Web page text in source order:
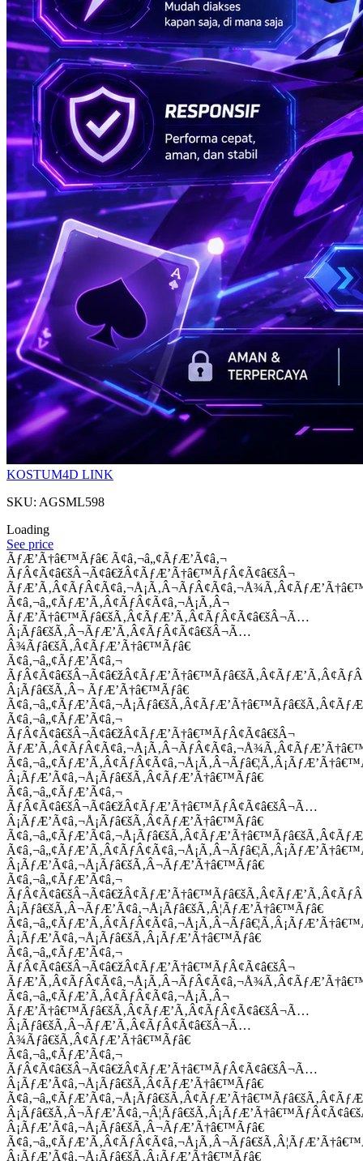
KOSTUM4D LINK
SKU: AGSML598
Loading
See price
ÃƒÆ’Ã†â€™Ãƒâ€ Ã¢â‚¬â„¢ÃƒÆ’Ã¢â‚¬
ÃƒÂ¢Ã¢â€šÂ¬Ã¢â€žÂ¢ÃƒÆ’Ã†â€™ÃƒÂ¢Ã¢â€šÂ¬
Ã¢â‚¬â„¢ÃƒÆ’Ã‚Â¢ÃƒÂ¢Ã¢â‚¬Å¡Ã‚Â¬
ÃƒÆ’Ã†â€™Ãƒâ€šÃ‚Â¢ÃƒÆ’Ã‚Â¢ÃƒÂ¢Ã¢â€šÂ¬Ã…
Â¡Ãƒâ€šÃ‚Â¬ÃƒÆ’Ã‚Â¢ÃƒÂ¢Ã¢â€šÂ¬Ã…
Â¾Ãƒâ€šÃ‚Â¢ÃƒÆ’Ã†â€™Ãƒâ€
Ã¢â‚¬â„¢ÃƒÆ’Ã¢â‚¬
Â¡Ãƒâ€šÃ‚Â¬ ÃƒÆ’Ã†â€™Ãƒâ€
Ã¢â‚¬â„¢ÃƒÆ’Ã¢â‚¬
ÃƒÂ¢Ã¢â€šÂ¬Ã¢â€žÂ¢ÃƒÆ’Ã†â€™ÃƒÂ¢Ã¢â€šÂ¬
Â¡ÃƒÆ’Ã¢â‚¬Å¡Ãƒâ€šÃ‚Â¢ÃƒÆ’Ã†â€™Ãƒâ€
Ã¢â‚¬â„¢ÃƒÆ’Ã¢â‚¬
ÃƒÂ¢Ã¢â€šÂ¬Ã¢â€žÂ¢ÃƒÆ’Ã†â€™ÃƒÂ¢Ã¢â€šÂ¬Ã…
Â¡ÃƒÆ’Ã¢â‚¬Å¡Ãƒâ€šÃ‚Â¢ÃƒÆ’Ã†â€™Ãƒâ€
Â¡ÃƒÆ’Ã¢â‚¬Å¡Ãƒâ€šÃ‚Â¬ÃƒÆ’Ã†â€™Ãƒâ€
Ã¢â‚¬â„¢ÃƒÆ’Ã¢â‚¬
Â¡Ãƒâ€šÃ‚Â¬ÃƒÆ’Ã¢â‚¬Å¡Ãƒâ€šÃ‚Â¦ÃƒÆ’Ã†â€™Ãƒâ€
Â¡ÃƒÆ’Ã¢â‚¬Å¡Ãƒâ€šÃ‚Â¡ÃƒÆ’Ã†â€™Ãƒâ€
Ã¢â‚¬â„¢ÃƒÆ’Ã¢â‚¬
ÃƒÂ¢Ã¢â€šÂ¬Ã¢â€žÂ¢ÃƒÆ’Ã†â€™ÃƒÂ¢Ã¢â€šÂ¬
Ã¢â‚¬â„¢ÃƒÆ’Ã‚Â¢ÃƒÂ¢Ã¢â‚¬Å¡Ã‚Â¬
ÃƒÆ’Ã†â€™Ãƒâ€šÃ‚Â¢ÃƒÆ’Ã‚Â¢ÃƒÂ¢Ã¢â€šÂ¬Ã…
Â¡Ãƒâ€šÃ‚Â¬ÃƒÆ’Ã‚Â¢ÃƒÂ¢Ã¢â€šÂ¬Ã…
Â¾Ãƒâ€šÃ‚Â¢ÃƒÆ’Ã†â€™Ãƒâ€
Ã¢â‚¬â„¢ÃƒÆ’Ã¢â‚¬
ÃƒÂ¢Ã¢â€šÂ¬Ã¢â€žÂ¢ÃƒÆ’Ã†â€™ÃƒÂ¢Ã¢â€šÂ¬Ã…
Â¡ÃƒÆ’Ã¢â‚¬Å¡Ãƒâ€šÃ‚Â¢ÃƒÆ’Ã†â€™Ãƒâ€
Â¡ÃƒÆ’Ã¢â‚¬Å¡Ãƒâ€šÃ‚Â¬ÃƒÆ’Ã†â€™Ãƒâ€
Â¡ÃƒÆ’Ã¢â‚¬Å¡Ãƒâ€šÃ‚Â¡ÃƒÆ’Ã†â€™Ãƒâ€